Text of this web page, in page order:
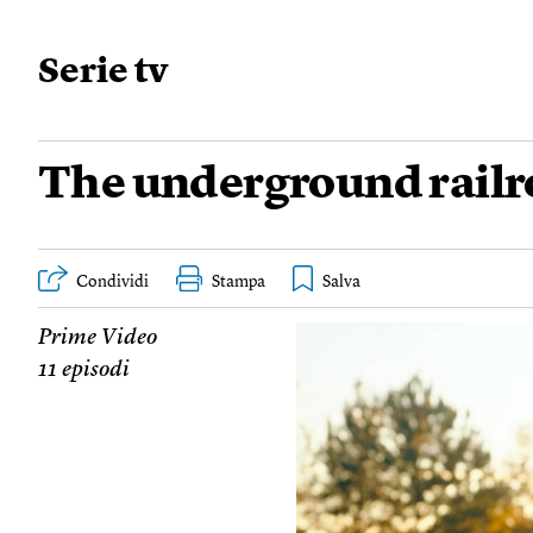
Serie tv
The underground
Condividi Stampa
Prime Video
11 episodi